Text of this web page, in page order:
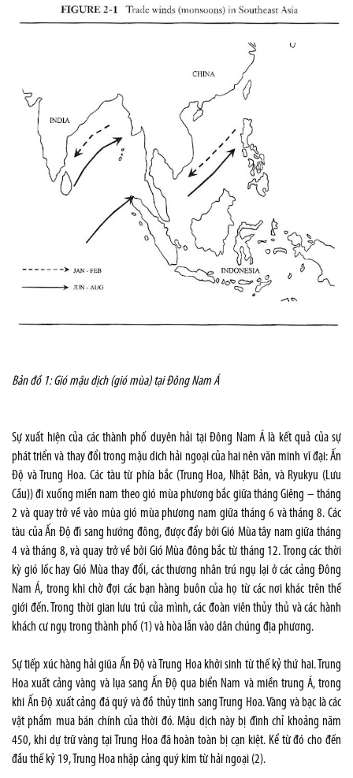
Bản đồ 1: Gió mậu dịch (gió mùa) tại Đông Nam Á
Sự xuất hiện của các thành phố duyên hải tại Đông Nam Á là kết quả của sự
phát triển và thay đổi trong mậu dich hải ngoại của hai nên văn minh vĩ đại: Ấn
Độ và Trung Hoa. Các tàu từ phía bắc (Trung Hoa, Nhật Bản, và Ryukyu (Lưu
Cầu)) đi xuống miền nam theo gió mùa phương bắc giữa tháng Giêng – tháng
2 và quay trở về vào mùa gió mùa phương nam giữa tháng 6 và tháng 8. Các
tàu của Ấn Độ đì sang hướng đông, được đẩy bởi Gió Mùa tây nam giữa tháng
4 và tháng 8, và quay trở về bởi Gió Mùa đông bắc từ tháng 12. Trong các thời
kỳ gió lốc hay Gió Mùa thay đổi, các thương nhân trú ngụ lại ở các cảng Đông
Nam Á, trong khi chờ đợi các bạn hàng buôn của họ từ các nơi khác trên thế
giới đến. Trong thời gian lưu trú của mình, các đoàn viên thủy thủ và các hành
khách cư ngụ trong thành phố (1) và hòa lẫn vào dân chúng địa phương.
Sự tiếp xúc hàng hải giũa Ấn Độ và Trung Hoa khởi sinh từ thế kỷ thứ hai. Trung
Hoa xuất cảng vàng và lụa sang Ấn Độ qua biển Nam và miền trung Á, trong
khi Ấn Độ xuất cảng đá quý và đồ thủy tinh sang Trung Hoa. Vàng và bạc là các
vật phẩm mua bán chính của thời đó. Mậu dịch này bị đình chỉ khoảng năm
450, khi dự trữ vàng tại Trung Hoa đã hoàn toàn bị cạn kiệt. Kể từ đó cho đến
đầu thế kỷ 19, Trung Hoa nhập cảng quý kim từ hải ngoại (2).